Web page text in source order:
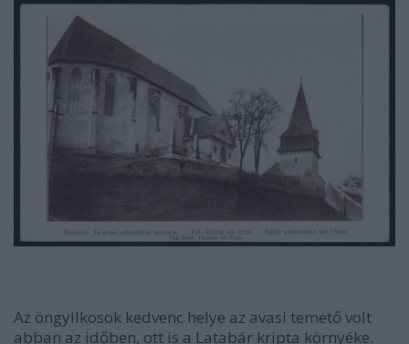
Az öngyilkosok kedvenc helye az avasi temető volt
abban az időben, ott is a Latabár kripta környéke.